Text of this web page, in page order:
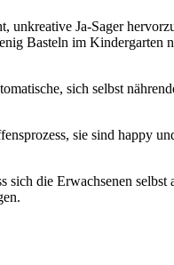
unkreative Ja-Sager
Basteln im Kindergarten
sich selbst
sie sind happy
die Erwachsenen selbst